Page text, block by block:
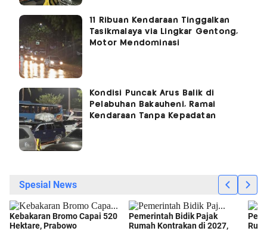
11 Ribuan Kendaraan Tinggalkan
Tasikmalaya via Lingkar Gentong,
Motor Mendominasi
Kondisi Puncak Arus Balik di
Pelabuhan Bakauheni, Ramai
Kendaraan Tanpa Kepadatan